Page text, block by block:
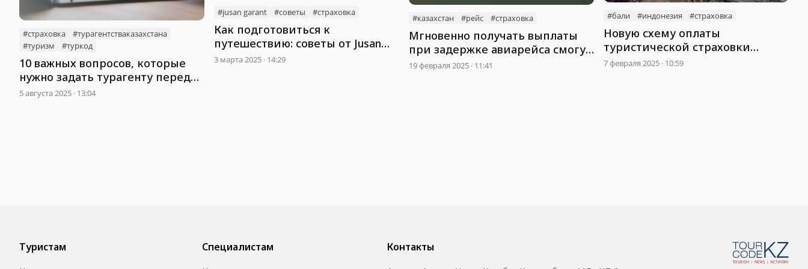
#страховка
#турагентстваказахстана
#туризм
#туркод
10 важных вопросов, которые
нужно задать турагенту перед
покупкой тура
5 августа 2025 · 13:04
#jusan garant #советы #страховка
Как подготовиться к
путешествию: советы от Jusan
Garant
3 марта 2025 · 14:29
#казахстан #рейс #страховка
Мгновенно получать выплаты
при задержке авиарейса смогут
казахстанцы
19 февраля 2025 · 11:41
#бали #индонезия #страховка
Новую схему оплаты
туристической страховки
предлагают на Бали
7 февраля 2025 · 10:59
Туристам Специалистам Контакты